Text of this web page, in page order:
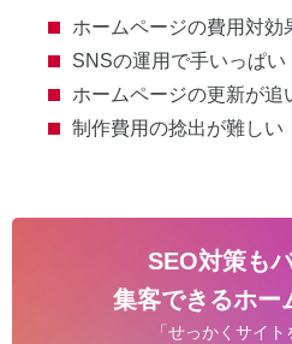
ホームページの費用対効
SNSの運用で手いっぱい
ホームページの更新が追
制作費用の捻出が難しい
SEO対策も
集客できるホー
「せっかくサイト